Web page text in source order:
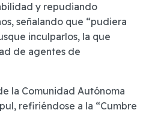
y repudiando
señalando que “pudiera
inculparlos, la que
de agentes de
la Comunidad Autónoma
refiriéndose a la “Cumbre